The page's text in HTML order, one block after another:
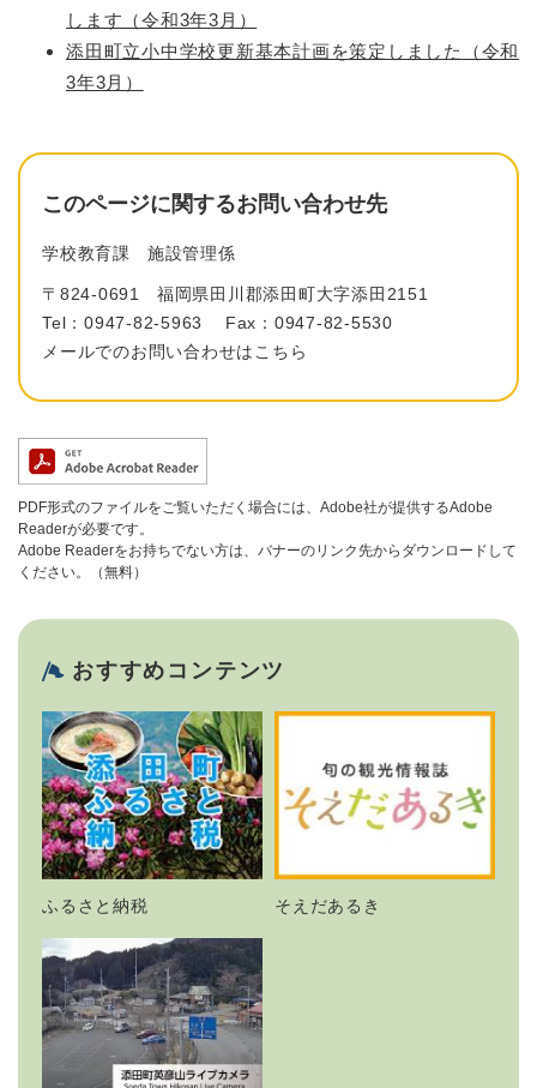
します（令和3年3月）
添田町立小中学校更新基本計画を策定しました（令和
3年3月）
このページに関するお問い合わせ先
学校教育課 施設管理係
〒824-0691
福岡県田川郡添田町大字添田2151
Tel：0947-82-5963
Fax：0947-82-5530
メールでのお問い合わせはこちら
PDF形式のファイルをご覧いただく場合には、Adobe社が提供するAdobe
Readerが必要です。
Adobe Readerをお持ちでない方は、バナーのリンク先からダウンロードして
ください。（無料）
おすすめコンテンツ
ふるさと納税 そえだあるき